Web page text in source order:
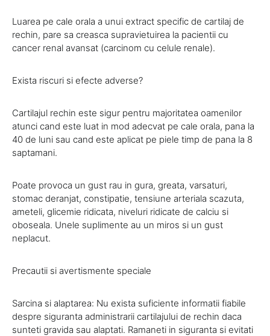
Luarea pe cale orala a unui extract specific de cartilaj de
rechin, pare sa creasca supravietuirea la pacientii cu
cancer renal avansat (carcinom cu celule renale).
Exista riscuri si efecte adverse?
Cartilajul rechin este sigur pentru majoritatea oamenilor
atunci cand este luat in mod adecvat pe cale orala, pana la
40 de luni sau cand este aplicat pe piele timp de pana la 8
saptamani.
Poate provoca un gust rau in gura, greata, varsaturi,
stomac deranjat, constipatie, tensiune arteriala scazuta,
ameteli, glicemie ridicata, niveluri ridicate de calciu si
oboseala. Unele suplimente au un miros si un gust
neplacut.
Precautii si avertismente speciale
Sarcina si alaptarea: Nu exista suficiente informatii fiabile
despre siguranta administrarii cartilajului de rechin daca
sunteti gravida sau alaptati. Ramaneti in siguranta si evitati